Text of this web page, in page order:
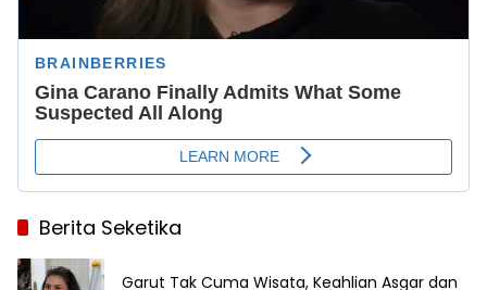
Berita Seketika
Garut Tak Cuma Wisata, Keahlian Asgar dan